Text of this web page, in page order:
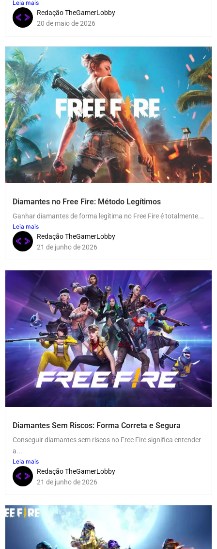
Leia mais
Redação TheGamerLobby
20 de maio de 2026
Diamantes no Free Fire: Método Legítimos
Ganhar diamantes de forma legítima no Free Fire é totalmente...
Leia mais
Redação TheGamerLobby
21 de junho de 2026
Diamantes Sem Riscos: Forma Correta e Segura
Conseguir diamantes sem riscos no Free Fire significa entender
a...
Leia mais
Redação TheGamerLobby
21 de junho de 2026